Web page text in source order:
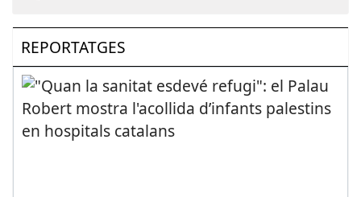
REPORTATGES